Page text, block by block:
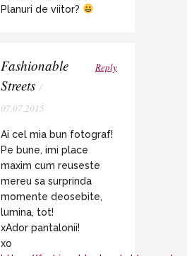
Planuri de viitor?
Fashionable
Streets /
07.07.2015
Reply
Ai cel mia bun fotograf!
Pe bune, imi place
maxim cum reuseste
mereu sa surprinda
momente deosebite,
lumina, tot!
xAdor pantalonii!
xo